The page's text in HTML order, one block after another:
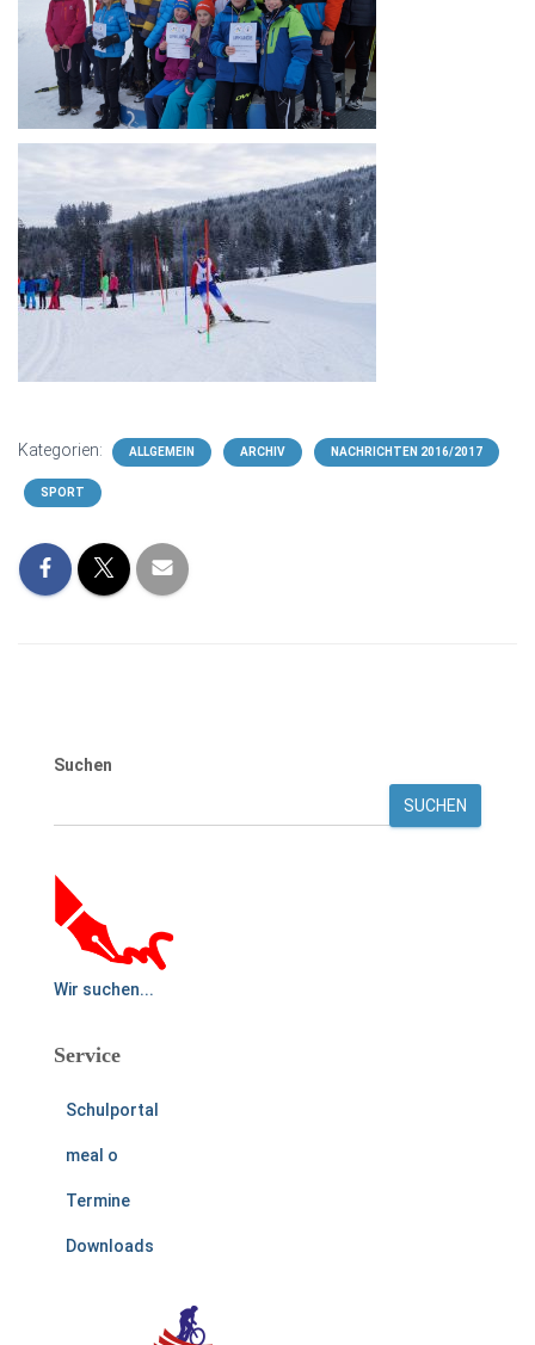
Kategorien: ALLGEMEIN ARCHIV NACHRICHTEN 2016/2017
SPORT
Suchen
SUCHEN
Wir suchen...
Service
Schulportal
meal o
Termine
Downloads